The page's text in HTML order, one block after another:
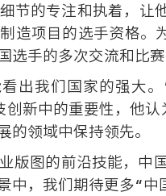
节的专注和执着，
造项目的选手资格。
选手的多次交流和比
出我们国家的强大
新中的重要性，他
领域中保持领先。
版图的前沿技能，
，我们期待更多“中